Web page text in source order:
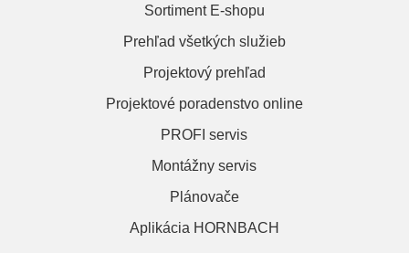
Sortiment E-shopu
Prehľad všetkých služieb
Projektový prehľad
Projektové poradenstvo online
PROFI servis
Montážny servis
Plánovače
Aplikácia HORNBACH